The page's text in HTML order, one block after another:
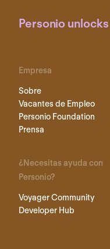
Personio
Empresa
Sobre
Vacantes de Empleo
Personio Foundation
Prensa
¿Necesitas ayuda con
Personio?
Voyager Community
Developer Hub